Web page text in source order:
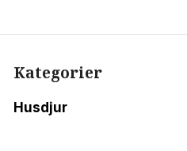
Kategorier
Husdjur